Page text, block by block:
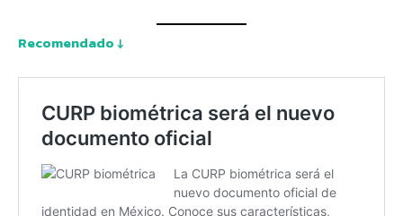
Recomendado ↓